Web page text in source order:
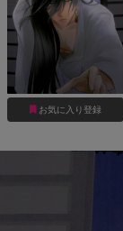
お気に入り登録